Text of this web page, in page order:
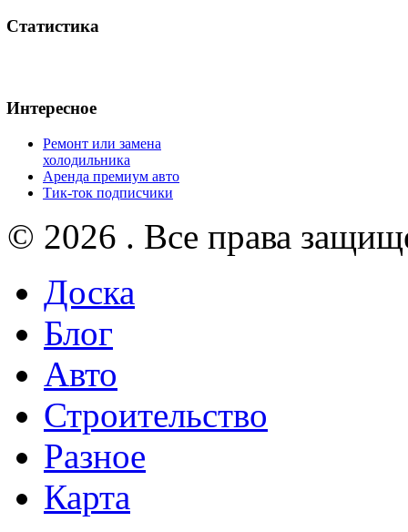
Статистика
Интересное
Ремонт или замена
холодильника
Аренда премиум авто
Тик-ток подписчики
© 2026 . Все права
Доска
Блог
Авто
Строительство
Разное
Карта